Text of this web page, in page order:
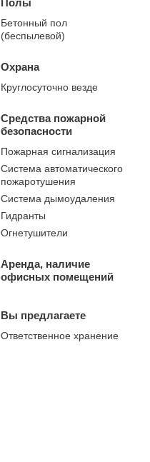
Полы
Бетонный пол
(беспылевой)
Охрана
Круглосуточно везде
Средства пожарной
безопасности
Пожарная сигнализация
Система автоматического
пожаротушения
Система дымоудаления
Гидранты
Огнетушители
Аренда, наличие
офисных помещений
Вы предлагаете
Ответственное хранение